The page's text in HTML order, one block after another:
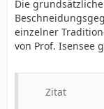
rituelle
Eltern als
Anerkennung
und schon
Das
dem
Die
einzelner
von Prof. Isensee
Zitat